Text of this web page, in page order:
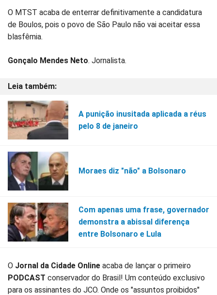
O MTST acaba de enterrar definitivamente a candidatura
de Boulos, pois o povo de São Paulo não vai aceitar essa
blasfêmia.
Gonçalo Mendes Neto. Jornalista.
A punição inusitada aplicada a réus
pelo 8 de janeiro
Moraes diz "não" a Bolsonaro
Com apenas uma frase, governador
demonstra a abissal diferença
entre Bolsonaro e Lula
O Jornal da Cidade Online acaba de lançar o primeiro
PODCAST conservador do Brasil! Um conteúdo exclusivo
para os assinantes do JCO. Onde os "assuntos proibidos"